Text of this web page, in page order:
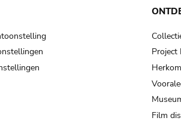
Project
Film